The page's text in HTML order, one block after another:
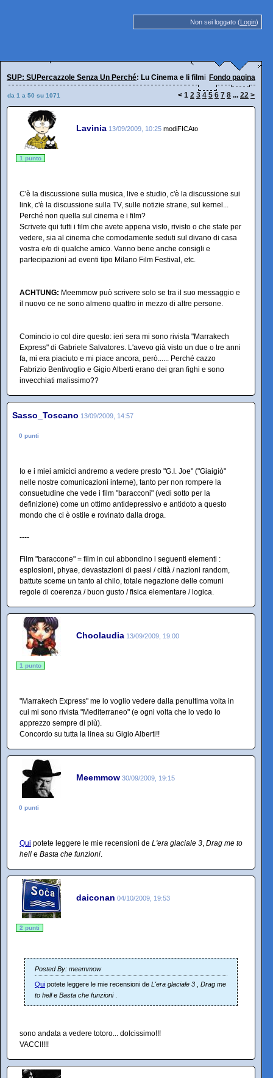
Non sei loggato (Login)
SUP: SUPercazzole Senza Un Perché: Lu Cinema e li filmi Fondo pagina
da 1 a 50 su 1071 < 1 2 3 4 5 6 7 8 ... 22 >
Lavinia 13/09/2009, 10:25 modiFICAto
1 punto
C'è la discussione sulla musica, live e studio, c'è la discussione sui
link, c'è la discussione sulla TV, sulle notizie strane, sul kernel...
Perché non quella sul cinema e i film?
Scrivete qui tutti i film che avete appena visto, rivisto o che state per
vedere, sia al cinema che comodamente seduti sul divano di casa
vostra e/o di qualche amico. Vanno bene anche consigli e
partecipazioni ad eventi tipo Milano Film Festival, etc.
ACHTUNG: Meemmow può scrivere solo se tra il suo messaggio e
il nuovo ce ne sono almeno quattro in mezzo di altre persone.
Comincio io col dire questo: ieri sera mi sono rivista "Marrakech
Express" di Gabriele Salvatores. L'avevo già visto un due o tre anni
fa, mi era piaciuto e mi piace ancora, però...... Perché cazzo
Fabrizio Bentivoglio e Gigio Alberti erano dei gran fighi e sono
invecchiati malissimo??
Sasso_Toscano 13/09/2009, 14:57
0 punti
Io e i miei amicici andremo a vedere presto "G.I. Joe" ("Giaigiò"
nelle nostre comunicazioni interne), tanto per non rompere la
consuetudine che vede i film "baracconi" (vedi sotto per la
definizione) come un ottimo antidepressivo e antidoto a questo
mondo che ci è ostile e rovinato dalla droga.
----
Film "baraccone" = film in cui abbondino i seguenti elementi :
esplosioni, phyae, devastazioni di paesi / città / nazioni random,
battute sceme un tanto al chilo, totale negazione delle comuni
regole di coerenza / buon gusto / fisica elementare / logica.
Choolaudia 13/09/2009, 19:00
1 punto
"Marrakech Express" me lo voglio vedere dalla penultima volta in
cui mi sono rivista "Mediterraneo" (e ogni volta che lo vedo lo
apprezzo sempre di più).
Concordo su tutta la linea su Gigio Alberti!!
Meemmow 30/09/2009, 19:15
0 punti
Qui potete leggere le mie recensioni de L'era glaciale 3, Drag me to
hell e Basta che funzioni.
daiconan 04/10/2009, 19:53
2 punti
Posted By: meemmow
Qui potete leggere le mie recensioni de L'era glaciale 3
Drag me
to helle Basta che funzioni
sono andata a vedere totoro... dolcissimo!!!
VACCI!!!!